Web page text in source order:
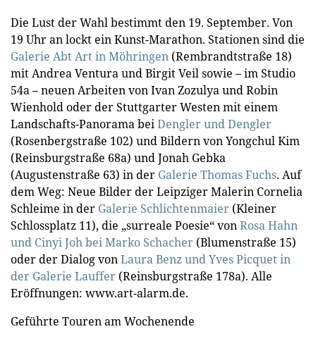
Die Lust der Wahl bestimmt den 19. September. Von
19 Uhr an lockt ein Kunst-Marathon. Stationen sind die
Galerie Abt Art in Möhringen (Rembrandtstraße 18)
mit Andrea Ventura und Birgit Veil sowie – im Studio
54a – neuen Arbeiten von Ivan Zozulya und Robin
Wienhold oder der Stuttgarter Westen mit einem
Landschafts-Panorama beiDengler und Dengler
(Rosenbergstraße 102) und Bildern von Yongchul Kim
(Reinsburgstraße 68a) und Jonah Gebka
(Augustenstraße 63) in der Galerie Thomas Fuchs. Auf
dem Weg: Neue Bilder der Leipziger Malerin Cornelia
Schleime in der Galerie Schlichtenmaier (Kleiner
Schlossplatz 11), die „surreale Poesie“ vonRosa Hahn
und Cinyi Joh bei Marko Schacher (Blumenstraße 15)
oder der Dialog vonLaura Benz und Yves Picquet in
der Galerie Lauffer (Reinsburgstraße 178a). Alle
Eröffnungen: www.art-alarm.de.
Geführte Touren am Wochenende